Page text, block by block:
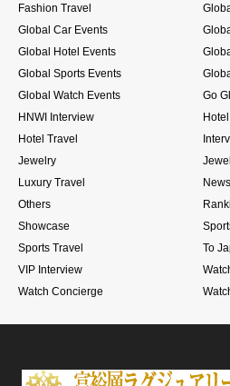
Fashion Travel
Global Car Events
Global Hotel Events
Global Sports Events
Global Watch Events
Go
HNWI Interview
Hotel
Hotel Travel
Jewelry
Luxury Travel
News
Others
Showcase
Sports Travel
To
VIP Interview
Watch Concierge